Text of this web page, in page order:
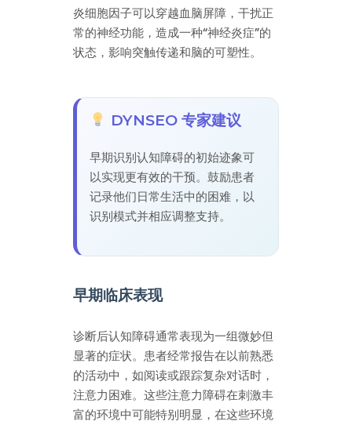
炎细胞因子可以穿越血脑屏障，干扰正
常的神经功能，造成一种“神经炎症”的
状态，影响突触传递和脑的可塑性。
DYNSEO 专家建议
早期识别认知障碍的初始迹象可
以实现更有效的干预。鼓励患者
记录他们日常生活中的困难，以
识别模式并相应调整支持。
早期临床表现
诊断后认知障碍通常表现为一组微妙但
显著的症状。患者经常报告在以前熟悉
的活动中，如阅读或跟踪复杂对话时，
注意力困难。这些注意力障碍在刺激丰
富的环境中可能特别明显，在这些环境